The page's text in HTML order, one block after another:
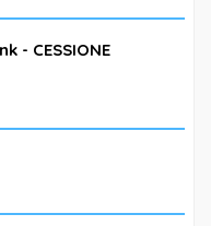
- CESSIONE